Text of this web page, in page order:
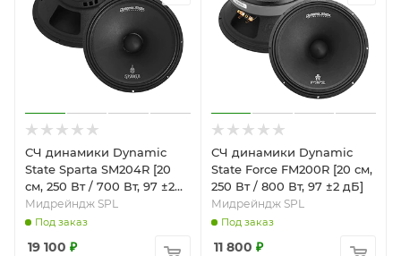
СЧ динамики Dynamic
State Sparta SM204R [20
см, 250 Вт / 700 Вт, 97 ±2
дБ]
Мидрейндж SPL
Под заказ
19 100 ₽
СЧ динамики Dynamic
State Force FM200R [20 см,
250 Вт / 800 Вт, 97 ±2 дБ]
Мидрейндж SPL
Под заказ
11 800 ₽